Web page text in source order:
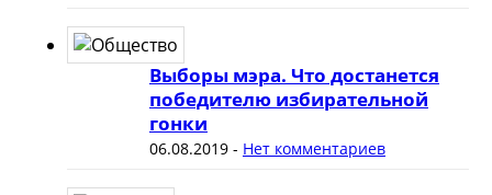
Выборы мэра. Что достанется
победителю избирательной
гонки
06.08.2019- Нет комментариев